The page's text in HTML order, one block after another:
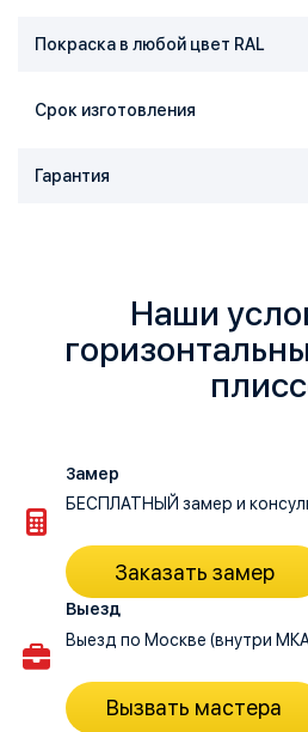
Покраска в любой цвет RAL
Срок изготовления
Гарантия
Наши
Замер
БЕСПЛАТНЫЙ замер и
Заказать замер
Выезд
Выезд по Москве (внутри
Вызвать мастера